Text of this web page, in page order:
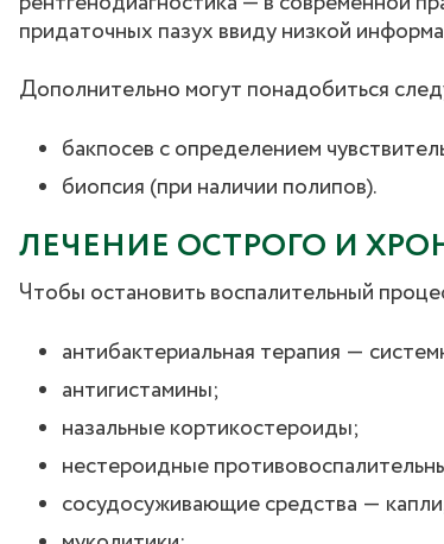
придаточных пазух ввиду низкой
Дополнительно могут понадобиться
бакпосев с определением
биопсия (при наличии полипов).
ЛЕЧЕНИЕ ОСТРОГО И
Чтобы остановить воспалительный
антибактериальная терапия ―
антигистамины;
назальные кортикостероиды;
нестероидные
сосудосуживающие средства ―